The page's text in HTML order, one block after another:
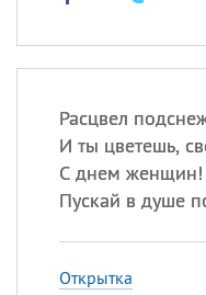
Расцвел
И ты цветешь,
С днем
Пускай в душе
Открытка